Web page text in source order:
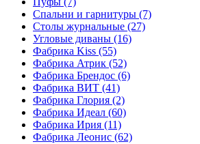
Спальни и гарнитуры (7)
Столы журнальные (27)
Угловые диваны (16)
Фабрика Kiss (55)
Фабрика Атрик (52)
Фабрика Брендос (6)
Фабрика ВИТ (41)
Фабрика Глория (2)
Фабрика Идеал (60)
Фабрика Ирия (11)
Фабрика Леонис (62)